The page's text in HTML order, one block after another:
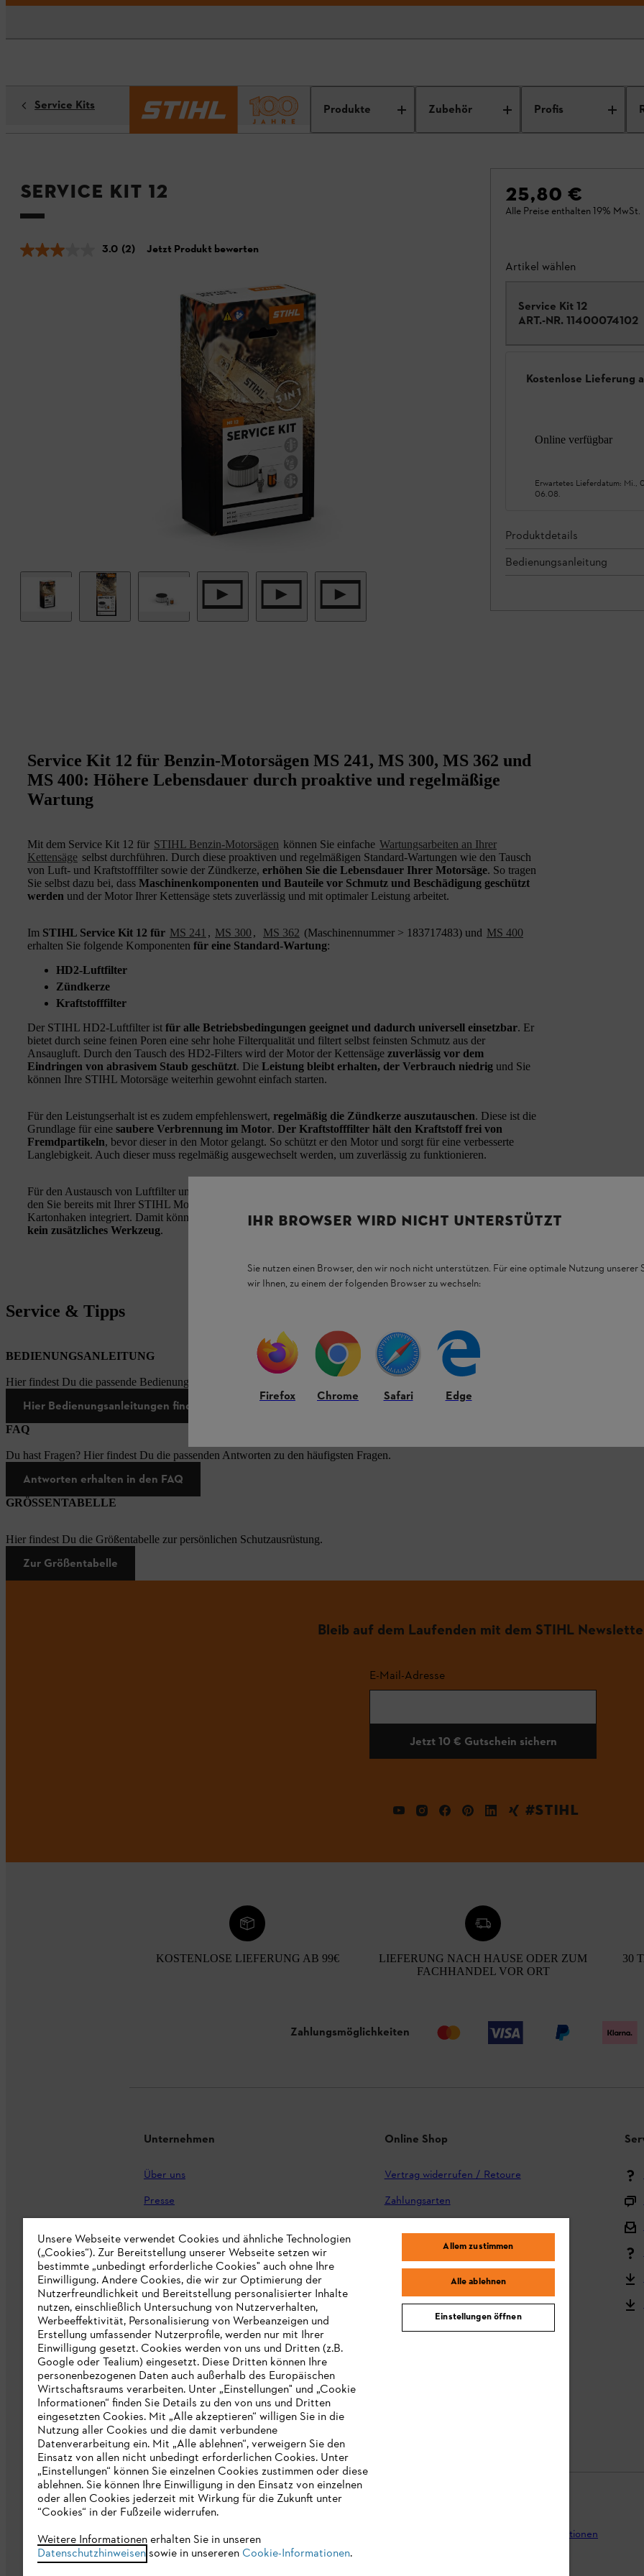
Produkte Zubehör Profis
Service Kits
Service Kit 12
3.0 (2) Jetzt Produkt bewerten
25,80 €
Alle Preise enthalten 19% MwSt.
Artikel wählen
Service Kit 12
ART.-NR. 11400074102
Kostenlose Lieferung
Online verfügbar
Erwartetes Lieferdatum: Mi.,
06.08.
Produktdetails
Bedienungsanleitung
Service Kit 12 für Benzin-Motorsägen MS 241, MS 300, MS 362 und
MS 400: Höhere Lebensdauer durch proaktive und regelmäßige
Wartung
Mit dem Service Kit 12 für STIHL Benzin‑Motorsägen können Sie einfache Wartungsarbeiten an Ihrer
Kettensäge selbst durchführen. Durch diese proaktiven und regelmäßigen Standard-Wartungen wie den Tausch
von Luft- und Kraftstofffilter sowie der Zündkerze, erhöhen Sie die Lebensdauer Ihrer Motorsäge. So tragen
Sie selbst dazu bei, dass Maschinenkomponenten und Bauteile vor Schmutz und Beschädigung geschützt
werden und der Motor Ihrer Kettensäge stets zuverlässig und mit optimaler Leistung arbeitet.
Im STIHL Service Kit 12 für MS 241 , MS 300, MS 362 (Maschinennummer > 183717483) und MS 400
erhalten Sie folgende Komponenten für eine Standard-Wartung:
HD2‑Luftfilter
Zündkerze
Kraftstofffilter
Der STIHL HD2‑Luftfilter ist für alle Betriebsbedingungen geeignet und dadurch universell einsetzbar. Er
bietet durch seine feinen Poren eine sehr hohe Filterqualität und filtert selbst feinsten Schmutz aus der
Ansaugluft. Durch den Tausch des HD2‑Filters wird der Motor der Kettensäge zuverlässig vor dem
Eindringen von abrasivem Staub geschützt. Die Leistung bleibt erhalten, der Verbrauch niedrig und Sie
können Ihre STIHL Motorsäge weiterhin gewohnt einfach starten.
Für den Leistungserhalt ist es zudem empfehlenswert, regelmäßig die Zündkerze auszutauschen. Diese ist die
Grundlage für eine saubere Verbrennung im Motor. Der Kraftstofffilter hält den Kraftstoff frei von
Fremdpartikeln, bevor dieser in den Motor gelangt. So schützt er den Motor und sorgt für eine verbesserte
Langlebigkeit. Auch dieser muss regelmäßig ausgewechselt werden, um zuverlässig zu funktionieren.
Für den Austausch von Luftfilter und Zündkerze verwenden Sie am besten den praktischen
den Sie bereits mit Ihrer STIHL Motorsäge erhalten haben. In der Verpackung des Service Kits selbst ist ein
Kartonhaken integriert. Damit können Sie den Kraftstofffilter bequem entnehmen und tauschen. Sie benötigen
kein zusätzliches Werkzeug.
Service & Tipps
BEDIENUNGSANLEITUNG
Hier findest Du die passende Bedienungsanleitungen zu unseren STIHL Produkten.
Hier Bedienungsanleitungen finden
FAQ
Du hast Fragen? Hier findest Du die passenden Antworten zu den häufigsten Fragen.
Antworten erhalten in den FAQ
GRÖSSENTABELLE
Hier findest Du die Größentabelle zur persönlichen Schutzausrüstung.
Zur Größentabelle
Bleib auf dem Laufenden mit dem STIHL
E-Mail-Adresse
Jetzt 10 € Gutschein sichern
#STIHL
KOSTENLOSE LIEFERUNG AB 99€
LIEFERUNG NACH HAUSE ODER ZUM
FACHHANDEL VOR ORT
30
Zahlungsmöglichkeiten
Unternehmen
Über uns
Presse
STIHL Markenshop
Nachhaltigkeit
STIHL Hinweisgebersystem
Informationen für Lieferunternehmen
Erklärung zur Barrierefreiheit
Produktpiraterie
Fakten zu STIHL
Online Shop
Vertrag widerrufen / Retoure
Zahlungsarten
Reklamation und Garantie
STIHL Kooperationsprogramm
STIHL Bedienungsanleitungen
MY STIHL
Allgemeine Geschäftsbedingungen Rechtliche Informationen
IHR BROWSER WIRD NICHT UNTERSTÜTZT
Sie nutzen einen Browser, den wir noch nicht unterstützen. Für eine optimale Nutzung unserer
wir Ihnen, zu einem der folgenden Browser zu wechseln:
Firefox Chrome Safari Edge
Unsere Webseite verwendet Cookies und ähnliche Technologien
(„Cookies“). Zur Bereitstellung unserer Webseite setzen wir
bestimmte „unbedingt erforderliche Cookies" auch ohne Ihre
Einwilligung. Andere Cookies, die wir zur Optimierung der
Nutzerfreundlichkeit und Bereitstellung personalisierter Inhalte
nutzen, einschließlich Untersuchung von Nutzerverhalten,
Werbeeffektivität, Personalisierung von Werbeanzeigen und
Erstellung umfassender Nutzerprofile, werden nur mit Ihrer
Einwilligung gesetzt. Cookies werden von uns und Dritten (z.B.
Google oder Tealium) eingesetzt. Diese Dritten können Ihre
personenbezogenen Daten auch außerhalb des Europäischen
Wirtschaftsraums verarbeiten. Unter „Einstellungen" und „Cookie
Informationen“ finden Sie Details zu den von uns und Dritten
eingesetzten Cookies. Mit „Alle akzeptieren“ willigen Sie in die
Nutzung aller Cookies und die damit verbundene
Datenverarbeitung ein. Mit „Alle ablehnen“, verweigern Sie den
Einsatz von allen nicht unbedingt erforderlichen Cookies. Unter
„Einstellungen“ können Sie einzelnen Cookies zustimmen oder diese
ablehnen. Sie können Ihre Einwilligung in den Einsatz von einzelnen
oder allen Cookies jederzeit mit Wirkung für die Zukunft unter
“Cookies“ in der Fußzeile widerrufen.
Weitere Informationen erhalten Sie in unseren
Datenschutzhinweisensowie in unsereren Cookie-Informationen.
Allem zustimmen
Alle ablehnen
Einstellungen öffnen